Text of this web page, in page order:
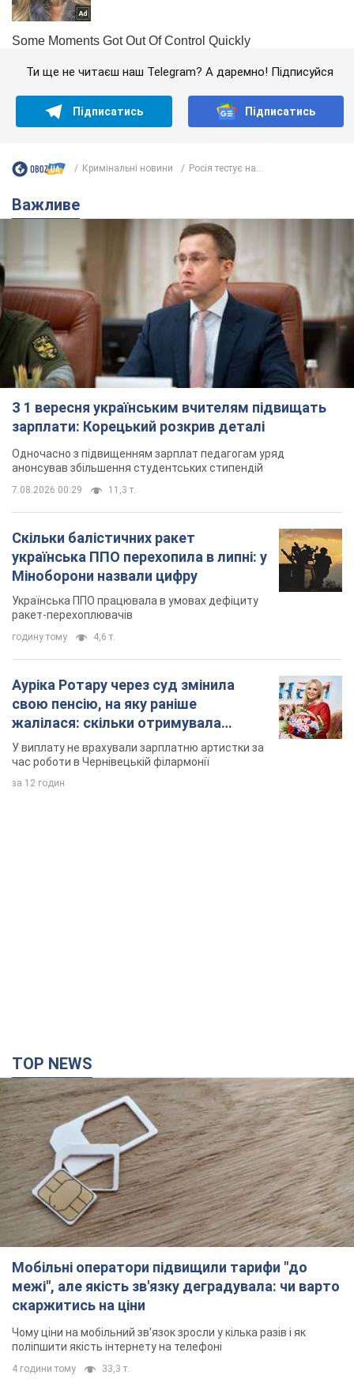
Ти ще не читаєш наш Telegram? А даремно! Підписуйся
Підписатись Підписатись
Кримінальні новини Росія тестує на...
Важливе
З 1 вересня українським вчителям підвищать
зарплати: Корецький розкрив деталі
Одночасно з підвищенням зарплат педагогам уряд
анонсував збільшення студентських стипендій
7.08.2026 00:29 11,3 т.
Скільки балістичних ракет
українська ППО перехопила в липні: у
Міноборони назвали цифру
Українська ППО працювала в умовах дефіциту
ракет-перехоплювачів
годину тому 4,6 т.
Ауріка Ротару через суд змінила
свою пенсію, на яку раніше
жалілася: скільки отримувала
співачка
У виплату не врахували зарплатню артистки за
час роботи в Чернівецькій філармонії
за 12 годин
TOP NEWS
Мобільні оператори підвищили тарифи "до
межі", але якість зв'язку деградувала: чи варто
скаржитись на ціни
Чому ціни на мобільний зв'язок зросли у кілька разів і як
поліпшити якість інтернету на телефоні
4 години тому 33,3 т.